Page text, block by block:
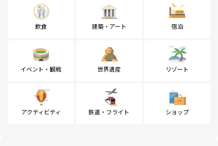
飲食 建築・アート 宿泊
イベント・観戦 世界遺産 リゾート
アクティビティ 鉄道・フライト ショップ